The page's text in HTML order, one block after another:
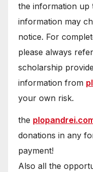
the information up
information may
notice. For
please always
scholarship
information from
your own risk.
the
donations in any
payment!
Also all the